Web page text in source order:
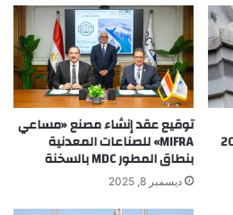
توقيع عقد إنشاء مصنع «مساعي
MIFRA» للصناعات المعدنية
بنطاق المطور MDC بالسخنة
ديسمبر 8, 2025